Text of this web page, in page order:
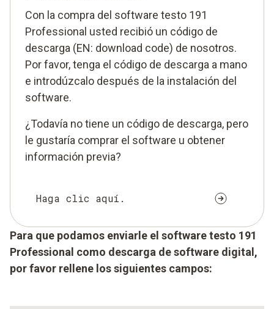
Con la compra del software testo 191
Professional usted recibió un código de
descarga (EN: download code) de nosotros.
Por favor, tenga el código de descarga a mano
e introdúzcalo después de la instalación del
software.
¿Todavía no tiene un código de descarga, pero
le gustaría comprar el software u obtener
información previa?
Haga clic aquí.
Para que podamos enviarle el software testo 191
Professional como descarga de software digital,
por favor rellene los siguientes campos: